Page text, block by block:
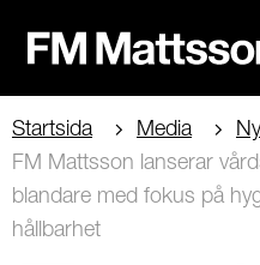
Startsida Media
FM Mattsson lanserar
blandare med fokus på
hållbarhet